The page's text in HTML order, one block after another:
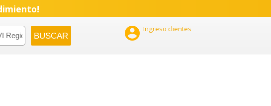
 Ingreso clientes